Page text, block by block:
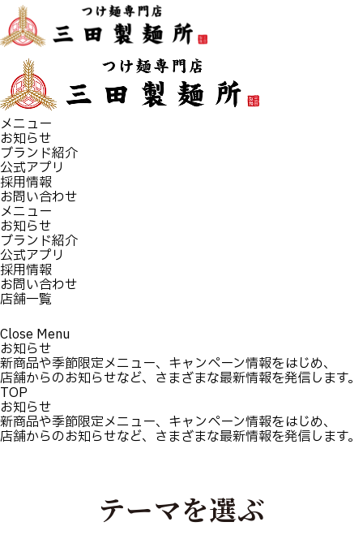
メニュー
お知らせ
ブランド紹介
公式アプリ
採用情報
お問い合わせ
メニュー
お知らせ
ブランド紹介
公式アプリ
採用情報
お問い合わせ
店舗一覧
Close Menu
お知らせ
新商品や季節限定メニュー、キャンペーン情報をはじめ、
店舗からのお知らせなど、さまざまな最新情報を発信します。
TOP
お知らせ
新商品や季節限定メニュー、キャンペーン情報をはじめ、
店舗からのお知らせなど、さまざまな最新情報を発信します。
テーマを選ぶ